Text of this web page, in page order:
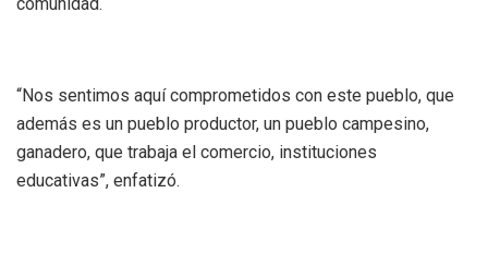
“Nos sentimos aquí comprometidos con este pueblo, que
además es un pueblo productor, un pueblo campesino,
ganadero, que trabaja el comercio, instituciones
educativas”, enfatizó.